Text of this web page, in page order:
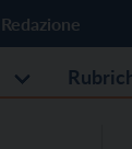
Redazione